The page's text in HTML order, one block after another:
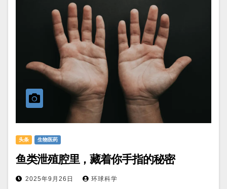
头条 生物医药
鱼类泄殖腔里，藏着你手指的秘密
2025年9月26日 环球科学